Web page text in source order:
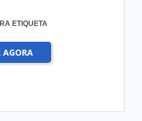
ETIQUETA
AGORA